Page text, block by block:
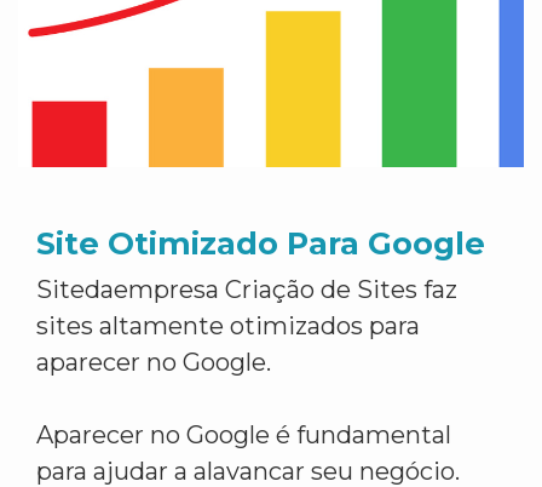
Site Otimizado Para Google
Sitedaempresa Criação de Sites faz
sites altamente otimizados para
aparecer no Google.
Aparecer no Google é fundamental
para ajudar a alavancar seu negócio.